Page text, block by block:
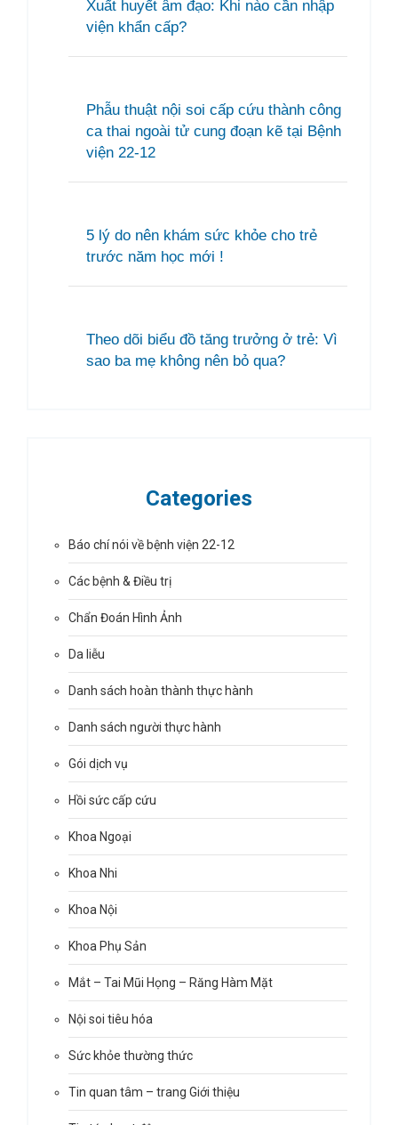
Xuất huyết âm đạo: Khi nào cần nhập
viện khẩn cấp?
Phẫu thuật nội soi cấp cứu thành công
ca thai ngoài tử cung đoạn kẽ tại Bệnh
viện 22-12
5 lý do nên khám sức khỏe cho trẻ
trước năm học mới !
Theo dõi biểu đồ tăng trưởng ở trẻ: Vì
sao ba mẹ không nên bỏ qua?
Categories
Báo chí nói về bệnh viện 22-12
Các bệnh & Điều trị
Chẩn Đoán Hình Ảnh
Da liễu
Danh sách hoàn thành thực hành
Danh sách người thực hành
Gói dịch vụ
Hồi sức cấp cứu
Khoa Ngoại
Khoa Nhi
Khoa Nội
Khoa Phụ Sản
Mắt – Tai Mũi Họng – Răng Hàm Mặt
Nội soi tiêu hóa
Sức khỏe thường thức
Tin quan tâm – trang Giới thiệu